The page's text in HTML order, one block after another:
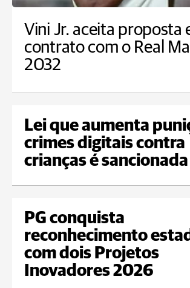
Vini Jr. aceita proposta
contrato com o Real
2032
Lei que aumenta
crimes digitais contra
crianças é sancionada
PG conquista
reconhecimento
com dois Projetos
Inovadores 2026